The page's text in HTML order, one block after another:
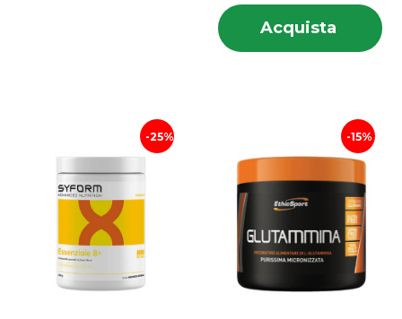
Acquista
25% 15%